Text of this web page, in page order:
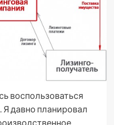
воспользоваться
Я давно планировал